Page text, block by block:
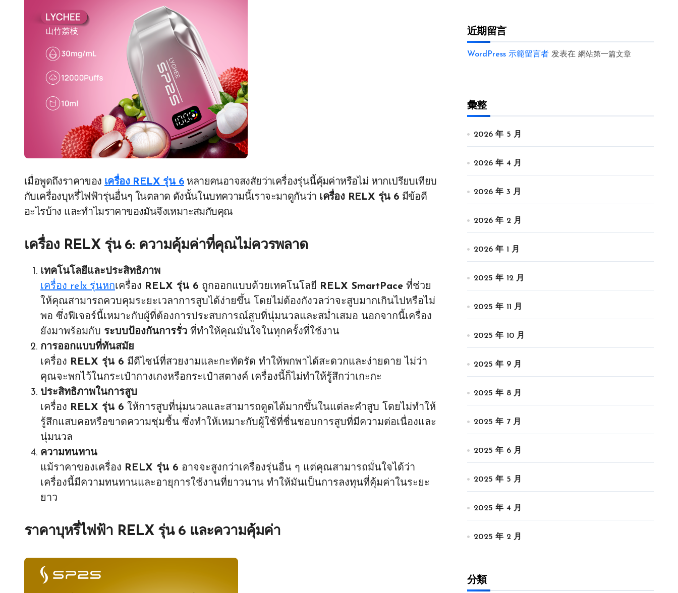
เมื่อพูดถึงราคาของ เครื่อง RELX รุ่น 6 หลายคนอาจสงสัยว่าเครื่องรุ่นนี้คุ้มค่าหรือไม่ หากเปรียบเทียบ
กับเครื่องบุหรี่ไฟฟ้ารุ่นอื่นๆ ในตลาด ดังนั้นในบทความนี้เราจะมาดูกันว่า เครื่อง RELX รุ่น 6 มีข้อดี
อะไรบ้าง และทำไมราคาของมันจึงเหมาะสมกับคุณ
เครื่อง RELX รุ่น 6: ความคุ้มค่าที่คุณไม่ควรพลาด
เทคโนโลยีและประสิทธิภาพ
เครื่อง relx รุ่นหกเครื่อง RELX รุ่น 6 ถูกออกแบบด้วยเทคโนโลยี RELX SmartPace ที่ช่วย
ให้คุณสามารถควบคุมระยะเวลาการสูบได้ง่ายขึ้น โดยไม่ต้องกังวลว่าจะสูบมากเกินไปหรือไม่
พอ ซึ่งฟีเจอร์นี้เหมาะกับผู้ที่ต้องการประสบการณ์สูบที่นุ่มนวลและสม่ำเสมอ นอกจากนี้เครื่อง
ยังมาพร้อมกับ ระบบป้องกันการรั่ว ที่ทำให้คุณมั่นใจในทุกครั้งที่ใช้งาน
การออกแบบที่ทันสมัย
เครื่อง RELX รุ่น 6 มีดีไซน์ที่สวยงามและกะทัดรัด ทำให้พกพาได้สะดวกและง่ายดาย ไม่ว่า
คุณจะพกไว้ในกระเป๋ากางเกงหรือกระเป๋าสตางค์ เครื่องนี้ก็ไม่ทำให้รู้สึกว่าเกะกะ
ประสิทธิภาพในการสูบ
เครื่อง RELX รุ่น 6 ให้การสูบที่นุ่มนวลและสามารถดูดได้มากขึ้นในแต่ละคำสูบ โดยไม่ทำให้
รู้สึกแสบคอหรือขาดความชุ่มชื้น ซึ่งทำให้เหมาะกับผู้ใช้ที่ชื่นชอบการสูบที่มีความต่อเนื่องและ
นุ่มนวล
ความทนทาน
แม้ราคาของเครื่อง RELX รุ่น 6 อาจจะสูงกว่าเครื่องรุ่นอื่น ๆ แต่คุณสามารถมั่นใจได้ว่า
เครื่องนี้มีความทนทานและอายุการใช้งานที่ยาวนาน ทำให้มันเป็นการลงทุนที่คุ้มค่าในระยะ
ยาว
ราคาบุหรี่ไฟฟ้า RELX รุ่น 6 และความคุ้มค่า
近期留言
WordPress 示範留言者 发表在 網站第一篇文章
彙整
2026 年 5 月
2026 年 4 月
2026 年 3 月
2026 年 2 月
2026 年 1 月
2025 年 12 月
2025 年 11 月
2025 年 10 月
2025 年 9 月
2025 年 8 月
2025 年 7 月
2025 年 6 月
2025 年 5 月
2025 年 4 月
2025 年 2 月
分類